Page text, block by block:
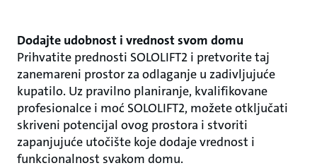
Dodajte udobnost i vrednost svom domu
Prihvatite prednosti SOLOLIFT2 i pretvorite taj
zanemareni prostor za odlaganje u zadivljujuće
kupatilo. Uz pravilno planiranje, kvalifikovane
profesionalce i moć SOLOLIFT2, možete otključati
skriveni potencijal ovog prostora i stvoriti
zapanjujuće utočište koje dodaje vrednost i
funkcionalnost svakom domu.